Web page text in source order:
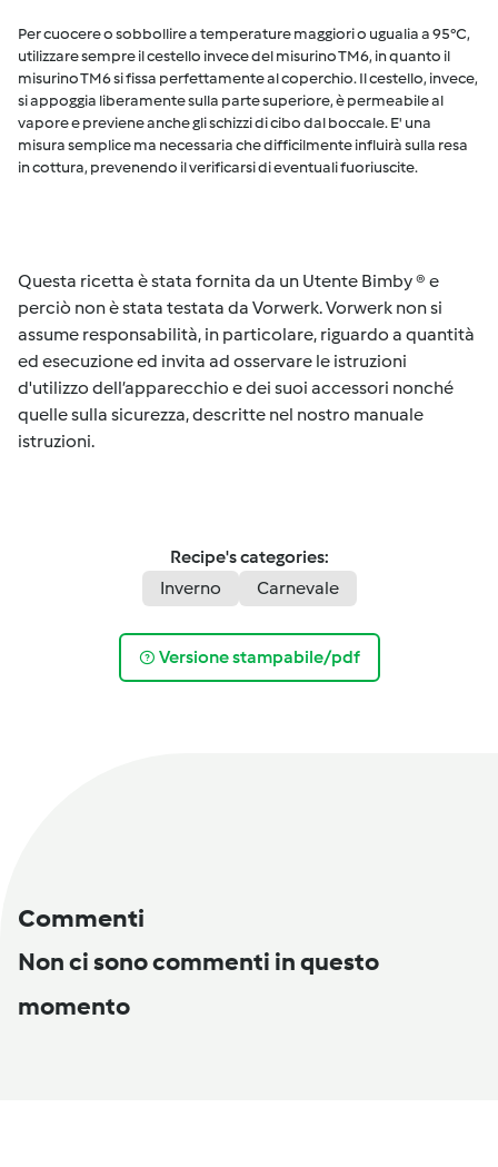
Per cuocere o sobbollire a temperature maggiori o ugualia a 95°C,
utilizzare sempre il cestello invece del misurino TM6, in quanto il
misurino TM6 si fissa perfettamente al coperchio. Il cestello, invece,
si appoggia liberamente sulla parte superiore, è permeabile al
vapore e previene anche gli schizzi di cibo dal boccale. E' una
misura semplice ma necessaria che difficilmente influirà sulla resa
in cottura, prevenendo il verificarsi di eventuali fuoriuscite.
Questa ricetta è stata fornita da un Utente Bimby ® e
perciò non è stata testata da Vorwerk. Vorwerk non si
assume responsabilità, in particolare, riguardo a quantità
ed esecuzione ed invita ad osservare le istruzioni
d'utilizzo dell’apparecchio e dei suoi accessori nonché
quelle sulla sicurezza, descritte nel nostro manuale
istruzioni.
Recipe's categories:
Inverno
Carnevale
Versione stampabile/pdf
Commenti
Non ci sono commenti in questo
momento